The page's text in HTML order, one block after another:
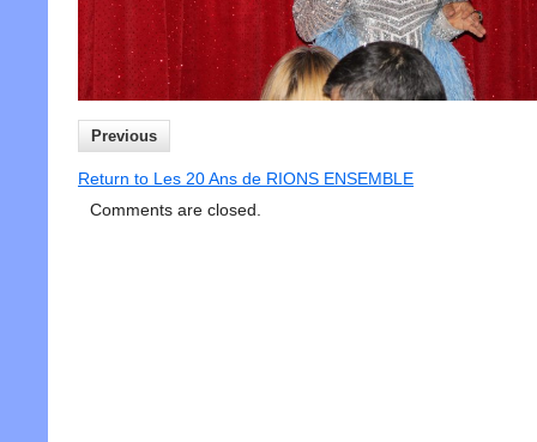
Previous
Return to Les 20 Ans de RIONS ENSEMBLE
Comments are closed.